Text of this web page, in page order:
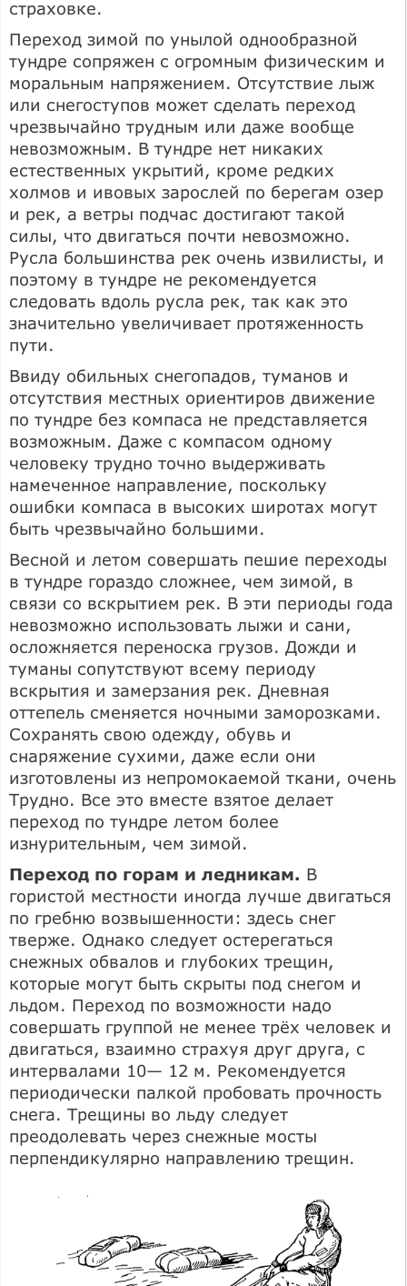
страховке.
Переход зимой по унылой однообразной
тундре сопряжен с огромным физическим и
моральным напряжением. Отсутствие лыж
или снегоступов может сделать переход
чрезвычайно трудным или даже вообще
невозможным. В тундре нет никаких
естественных укрытий, кроме редких
холмов и ивовых зарослей по берегам озер
и рек, а ветры подчас достигают такой
силы, что двигаться почти невозможно.
Русла большинства рек очень извилисты, и
поэтому в тундре не рекомендуется
следовать вдоль русла рек, так как это
значительно увеличивает протяженность
пути.
Ввиду обильных снегопадов, туманов и
отсутствия местных ориентиров движение
по тундре без компаса не представляется
возможным. Даже с компасом одному
человеку трудно точно выдерживать
намеченное направление, поскольку
ошибки компаса в высоких широтах могут
быть чрезвычайно большими.
Весной и летом совершать пешие переходы
в тундре гораздо сложнее, чем зимой, в
связи со вскрытием рек. В эти периоды года
невозможно использовать лыжи и сани,
осложняется переноска грузов. Дожди и
туманы сопутствуют всему периоду
вскрытия и замерзания рек. Дневная
оттепель сменяется ночными заморозками.
Сохранять свою одежду, обувь и
снаряжение сухими, даже если они
изготовлены из непромокаемой ткани, очень
Трудно. Все это вместе взятое делает
переход по тундре летом более
изнурительным, чем зимой.
Переход по горам и ледникам. В
гористой местности иногда лучше двигаться
по гребню возвышенности: здесь снег
тверже. Однако следует остерегаться
снежных обвалов и глубоких трещин,
которые могут быть скрыты под снегом и
льдом. Переход по возможности надо
совершать группой не менее трёх человек и
двигаться, взаимно страхуя друг друга, с
интервалами 10— 12 м. Рекомендуется
периодически палкой пробовать прочность
снега. Трещины во льду следует
преодолевать через снежные мосты
перпендикулярно направлению трещин.